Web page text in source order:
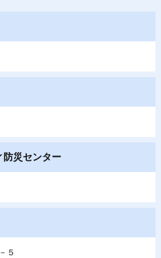
災センター
５